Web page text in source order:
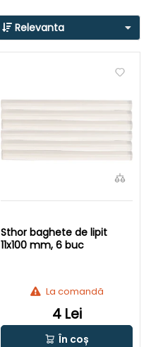
Relevanta
Sthor baghete de lipit
11x100 mm, 6 buc
La comandă
4 Lei
În coș